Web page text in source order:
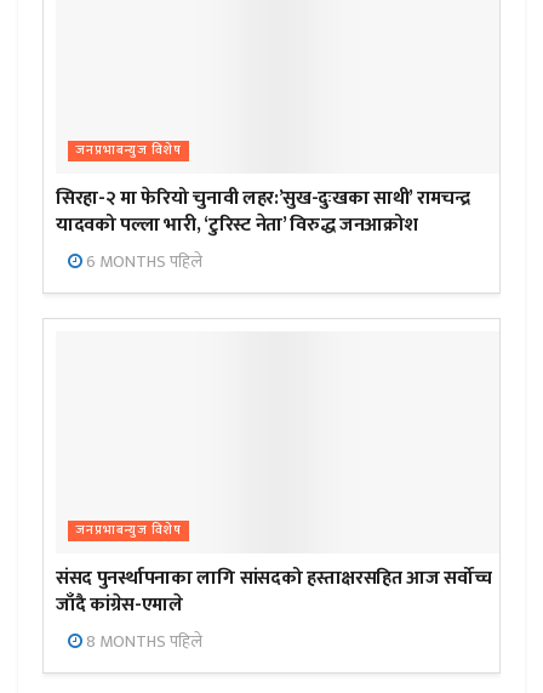
जनप्रभाबन्युज विशेष
सिरहा-२ मा फेरियो चुनावी लहर:’सुख-दुःखका साथी’ रामचन्द्र
यादवको पल्ला भारी, ‘टुरिस्ट नेता’ विरुद्ध जनआक्रोश
6 MONTHS पहिले
जनप्रभाबन्युज विशेष
संसद पुनर्स्थापनाका लागि सांसदको हस्ताक्षरसहित आज सर्वोच्च
जाँदै कांग्रेस-एमाले
8 MONTHS पहिले